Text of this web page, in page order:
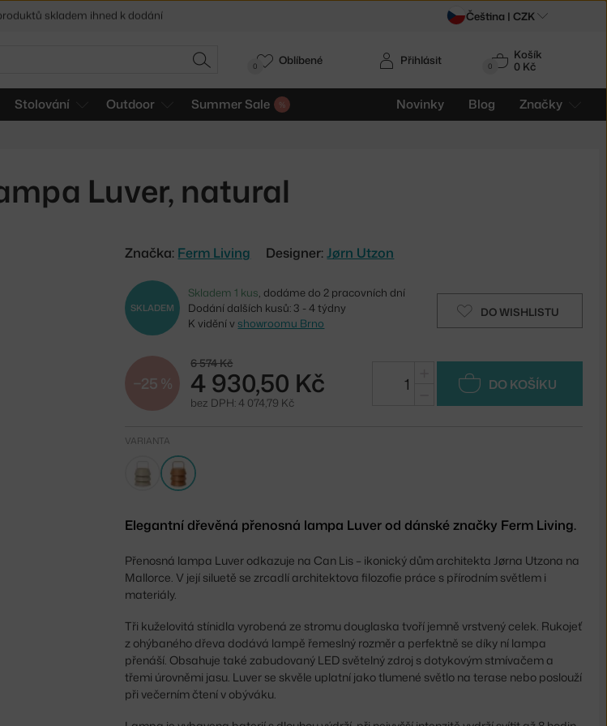
HLEDAT 0
Košík
0 Kč
Stolování Outdoor Summer Sale Novinky Blog Značky
Přihlásit
0 Oblíbené
Luver, natural
Značka: Ferm Living Designer:Jørn Utzon
DO WISHLISTU
SKLADEM
Skladem 1 kus, dodáme do 2 pracovních dní
Dodání dalších kusů: 3 - 4 týdny
K vidění vshowroomu Brno
−25 %
6 574 Kč
4 930,50 Kč
bez DPH: 4 074,79 Kč
DO KOŠÍKU
VARIANTA
Elegantní dřevěná přenosná lampa Luver od dánské značky Ferm Living.
Přenosná lampa Luver odkazuje na Can Lis – ikonický dům architekta Jørna Utzona na
Mallorce. V její siluetě se zrcadlí architektova filozofie práce s přírodním světlem i
materiály.
Tři kuželovitá stínidla vyrobená ze stromu douglaska tvoří jemně vrstvený celek. Rukojeť
z ohýbaného dřeva dodává lampě řemeslný rozměr a perfektně se díky ní lampa
přenáší. Obsahuje také zabudovaný LED světelný zdroj s dotykovým stmívačem a
třemi úrovněmi jasu. Luver se skvěle uplatní jako tlumené světlo na terase nebo poslouží
při večerním čtení v obýváku.
5 % pro odběratelenewsletteru Čeština | CZK